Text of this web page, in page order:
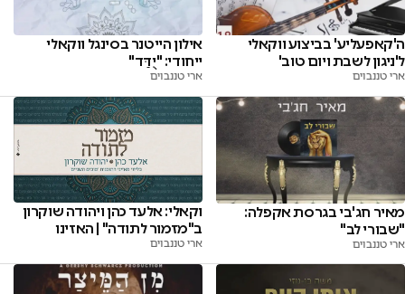
ה'קאפעליע' בביצוע ווקאלי
ל'ניגון לשבת ויום טוב'
ארי טננבוים
אילון הייטנר בסינגל ווקאלי
ייחודי: "יֻדַּד"
ארי טננבוים
מאיר חג'בי בגרסת אקפלה:
"שבורי לב"
ארי טננבוים
וקאלי: אלעד כהן ויהודה שוקרון
ב"מזמור לתודה" | האזינו
ארי טננבוים